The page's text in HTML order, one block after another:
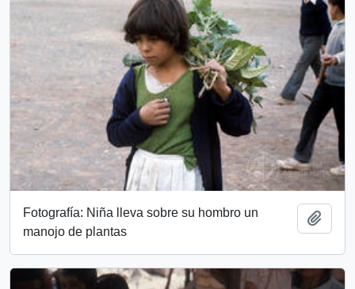
Fotografía: Niña lleva sobre su hombro un
manojo de plantas